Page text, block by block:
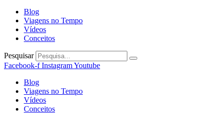
Blog
Viagens no Tempo
Vídeos
Conceitos
Pesquisar
Facebook-f InstagramYoutube
Blog
Viagens no Tempo
Vídeos
Conceitos